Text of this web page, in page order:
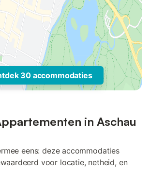
30 accommodaties
in Aschau
eens: deze accommodaties
voor locatie, netheid, en